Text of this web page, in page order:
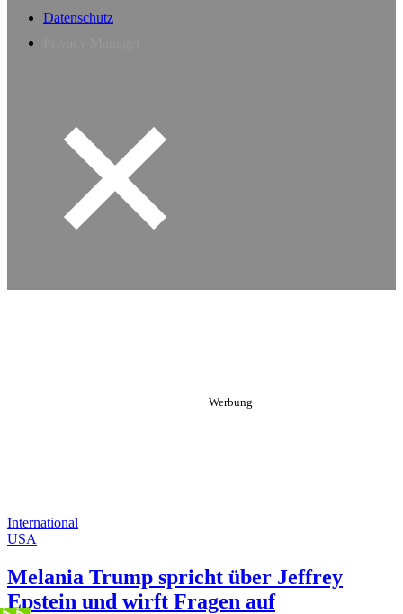
Datenschutz
International
USA
Melania Trump spricht über Jeffrey
Epstein und wirft Fragen auf